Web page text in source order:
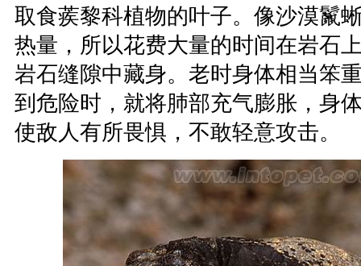
取食蒺黎科植物的叶子。像沙漠鬣
热量，所以花费大量的时间在岩石
岩石缝隙中藏身。老时身体相当笨
到危险时，就将肺部充气膨胀，身
使敌人有所畏惧，不敢轻意攻击。